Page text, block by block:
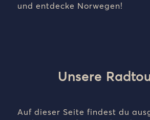
und entdecke Norwegen!
Unsere
Auf dieser Seite findest du